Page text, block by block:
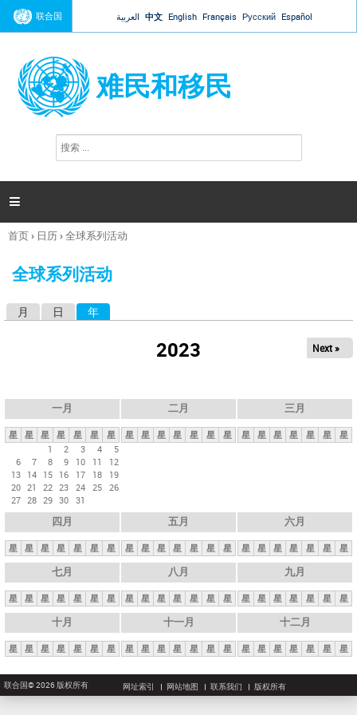
Jump to navigation
联合国 العربية 中文 English Français Русский Español
难民和移民
搜
索

你
这
首页› 日历›全球系列活动
全球系列活动
月 日 年
2023 Next »
一月
星 星 星 星 星 星
星
1
2 3 4
5
6
7 8 9 10 11
12
13 14 15 16 17 18
19
20 21 22 23 24 25 26
27 28 29 30 31
二月
星 星 星 星 星 星 星
三月
星 星 星 星 星 星 星
四月
星 星 星 星 星 星 星
五月
星 星 星 星 星 星 星
六月
星 星 星 星 星 星 星
七月
星 星 星 星 星 星 星
八月
星 星 星 星 星 星 星
九月
星 星 星 星 星 星 星
十月
星 星 星 星 星 星 星
十一月
星 星 星 星 星 星 星
十二月
星 星 星 星 星 星 星
联合国© 2026 版权所有 网址索引 网站地图 联系我们 版权所有